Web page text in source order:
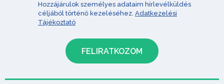
Hozzájárulok személyes adataim hírlevélküldés
céljából történő kezeléséhez. Adatkezelési
Tájékoztató